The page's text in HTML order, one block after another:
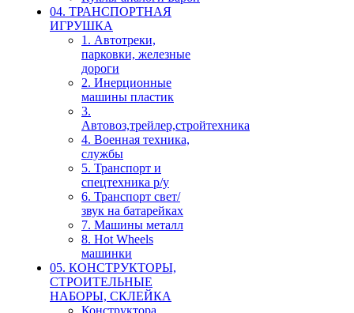
04. ТРАНСПОРТНАЯ
ИГРУШКА
1. Автотреки,
парковки, железные
дороги
2. Инерционные
машины пластик
3.
Автовоз,трейлер,стройтехника
4. Военная техника,
службы
5. Транспорт и
спецтехника р/у
6. Транспорт свет/
звук на батарейках
7. Машины металл
8. Hot Wheels
машинки
05. КОНСТРУКТОРЫ,
СТРОИТЕЛЬНЫЕ
НАБОРЫ, СКЛЕЙКА
Конструктора